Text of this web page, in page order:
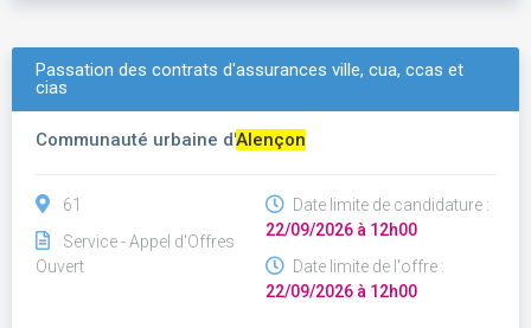
Passation des contrats d'assurances ville, cua, ccas et
cias
Communauté urbaine d'Alençon
61
Service - Appel d'Offres
Ouvert
Date limite de candidature :
22/09/2026 à 12h00
Date limite de l'offre :
22/09/2026 à 12h00